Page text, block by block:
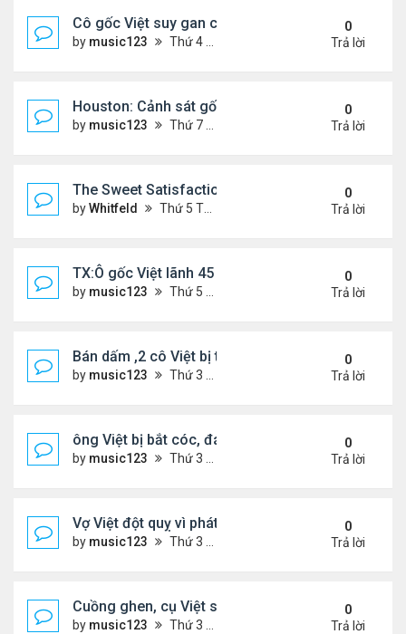
Cô gốc Việt suy gan cấp, hôn mê trong kỳ trăng
by music123 Thứ 4 Tháng 5 13, 2026 5:14 pm
0
Trả lời
Houston: Cảnh sát gốc Việt bị truy tố tội gạ gẫm
by music123 Thứ 7 Tháng 5 02, 2026 7:45 am
0
Trả lời
The Sweet Satisfaction of Idle Empire Building: A
byWhitfeld Thứ 5 Tháng 4 30, 2026 10:35 pm
0
Trả lời
TX:Ô gốc Việt lãnh 45 năm tù vì lạm dụng tình dục
by music123 Thứ 5 Tháng 4 30, 2026 6:28 pm
0
Trả lời
Bán dấm ,2 cô Việt bị tịch thu hơn $291,000 tiền
by music123 Thứ 3 Tháng 4 21, 2026 6:43 pm
0
Trả lời
ông Việt bị bắt cóc, đánh đập khi đi gửi tiền ngân
by music123 Thứ 3 Tháng 4 21, 2026 6:22 pm
0
Trả lời
Vợ Việt đột quỵ vì phát hiện chồng có bồ và con
by music123 Thứ 3 Tháng 4 21, 2026 6:17 pm
0
Trả lời
Cuồng ghen, cụ Việt sát hại vợ trẻ
by music123 Thứ 3 Tháng 4 21, 2026 6:10 pm
0
Trả lời